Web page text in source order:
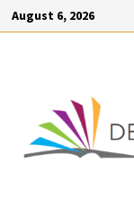
springen
August 6, 2026